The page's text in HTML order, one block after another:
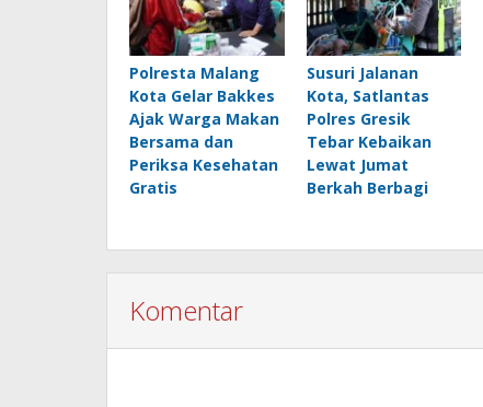
Polresta Malang
Kota Gelar Bakkes
Ajak Warga Makan
Bersama dan
Periksa Kesehatan
Gratis
Susuri Jalanan
Kota, Satlantas
Polres Gresik
Tebar Kebaikan
Lewat Jumat
Berkah Berbagi
Komentar